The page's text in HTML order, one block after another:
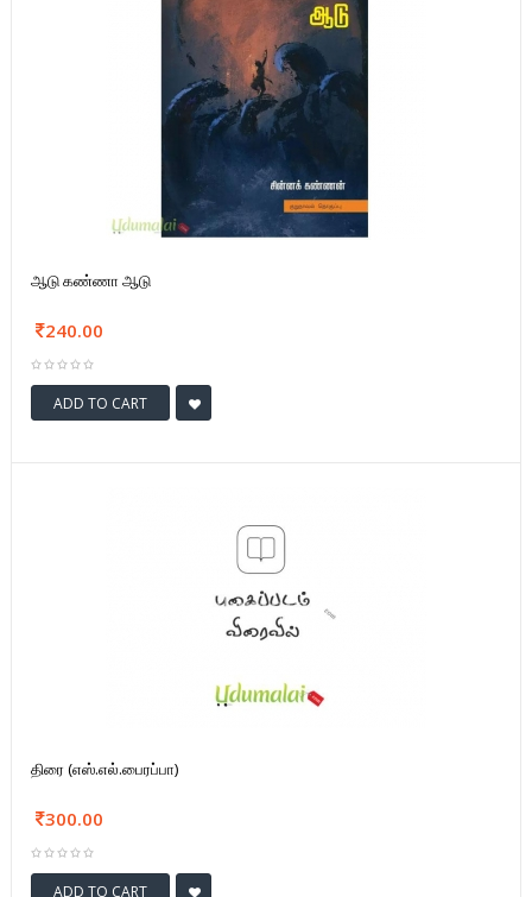
ஆடு கண்ணா ஆடு
240.00
ADD TO CART
திரை (எஸ்.எல்.பைரப்பா)
300.00
ADD TO CART